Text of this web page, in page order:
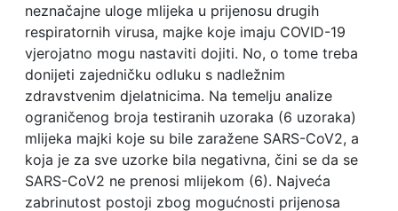
neznačajne uloge mlijeka u prijenosu drugih
respiratornih virusa, majke koje imaju COVID-19
vjerojatno mogu nastaviti dojiti. No, o tome treba
donijeti zajedničku odluku s nadležnim
zdravstvenim djelatnicima. Na temelju analize
ograničenog broja testiranih uzoraka (6 uzoraka)
mlijeka majki koje su bile zaražene SARS-CoV2, a
koja je za sve uzorke bila negativna, čini se da se
SARS-CoV2 ne prenosi mlijekom (6). Najveća
zabrinutost postoji zbog mogućnosti prijenosa